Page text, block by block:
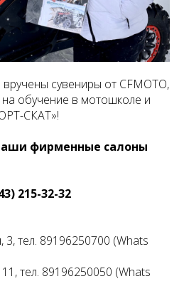
сувениры от CFMOTO,
на обучение в мотошколе и
СКАТ»!
фирменные салоны
215-32-32
3, тел. 89196250700 (Whats
тел. 89196250050 (Whats